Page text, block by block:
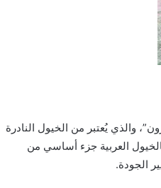
والذي يُعتبر من الخيول النادرة
حسام أن العناية بالخيول العربية جزء أساسي من
الجودة.